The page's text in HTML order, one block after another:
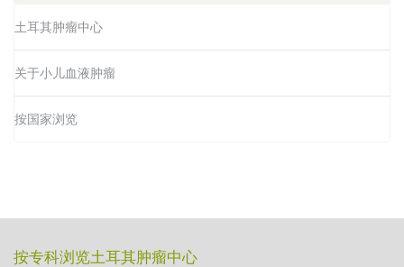
土耳其肿瘤中心
关于小儿血液肿瘤
按国家浏览
按专科浏览土耳其肿瘤中心